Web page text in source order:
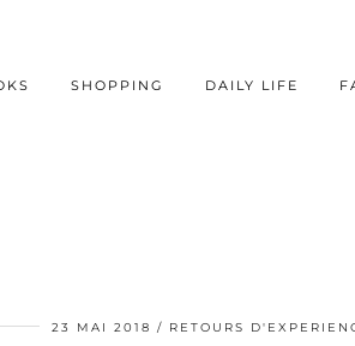
SHOPPING DAILY LIFE
23 MAI 2018 RETOURS